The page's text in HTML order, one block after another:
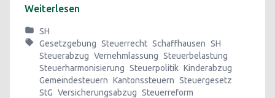
Weiterlesen
SH
Gesetzgebung Steuerrecht Schaffhausen SH
Steuerabzug Vernehmlassung Steuerbelastung
Steuerharmonisierung Steuerpolitik Kinderabzug
Gemeindesteuern Kantonssteuern Steuergesetz
StG Versicherungsabzug Steuerreform